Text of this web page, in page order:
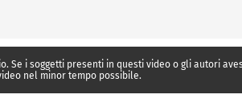
i soggetti presenti in questi video o gli autori
nel minor tempo possibile.